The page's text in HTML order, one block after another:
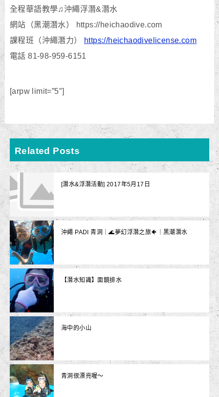
全程華語教學♫沖繩浮潛&潛水
網站（黑潮潛水） https://heichaodive.com
課程班（沖繩潛力）
https://heichaodivelicense.com
電話 81-98-959-6151
[arpw limit=”5″]
Related Posts
[潛水&浮潛活動] 2017年5月17日
沖繩 PADI 青洞｜🌊夢幻浮潛之旅🐠｜黑潮潛水
【潛水知識】面鏡排水
海中的小山
青洞很漂亮喔～